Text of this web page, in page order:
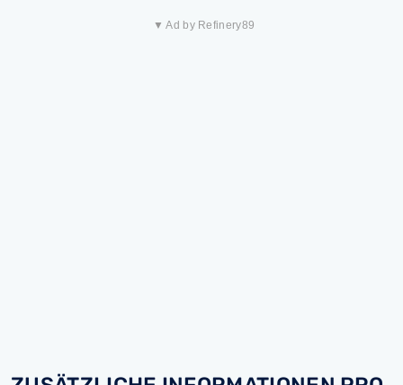
▼ Ad by Refinery89